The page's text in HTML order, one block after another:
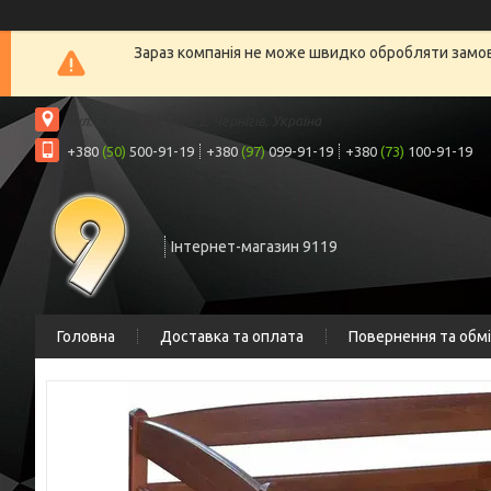
Зараз компанія не може швидко обробляти
вул. Шрага, 6а, офіс 2, Чернігів, Україна
+380 (50) 500-91-19 +380 (97)099-91-19 +380 (73) 100-91-19
Інтернет-магазин 9119
Головна Доставка та оплата Повернення та